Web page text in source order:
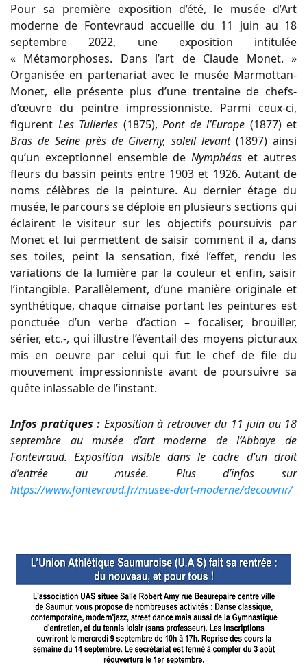
Pour sa première exposition d’été, le musée d’Art
moderne de Fontevraud accueille du 11 juin au 18
septembre 2022, une exposition intitulée
« Métamorphoses. Dans l’art de Claude Monet. »
Organisée en partenariat avec le musée Marmottan-
Monet, elle présente plus d’une trentaine de chefs-
d’œuvre du peintre impressionniste. Parmi ceux-ci,
figurent Les Tuileries (1875), Pont de l’Europe (1877) et
Bras de Seine près de Giverny, soleil levant(1897) ainsi
qu’un exceptionnel ensemble deNymphéas et autres
fleurs du bassin peints entre 1903 et 1926. Autant de
noms célèbres de la peinture. Au dernier étage du
musée, le parcours se déploie en plusieurs sections qui
éclairent le visiteur sur les objectifs poursuivis par
Monet et lui permettent de saisir comment il a, dans
ses toiles, peint la sensation, fixé l’effet, rendu les
variations de la lumière par la couleur et enfin, saisir
l’intangible. Parallèlement, d’une manière originale et
synthétique, chaque cimaise portant les peintures est
ponctuée d’un verbe d’action – focaliser, brouiller,
sérier, etc.-, qui illustre l’éventail des moyens picturaux
mis en oeuvre par celui qui fut le chef de file du
mouvement impressionniste avant de poursuivre sa
quête inlassable de l’instant.
Infos pratiques : Exposition à retrouver du 11 juin au 18
septembre au musée d’art moderne de l’Abbaye de
Fontevraud. Exposition visible dans le cadre d’un droit
d’entrée au musée. Plus d’infos sur
https://www.fontevraud.fr/musee-dart-moderne/decouvrir/